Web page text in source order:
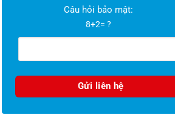
Câu hỏi bảo mật:
8+2= ?